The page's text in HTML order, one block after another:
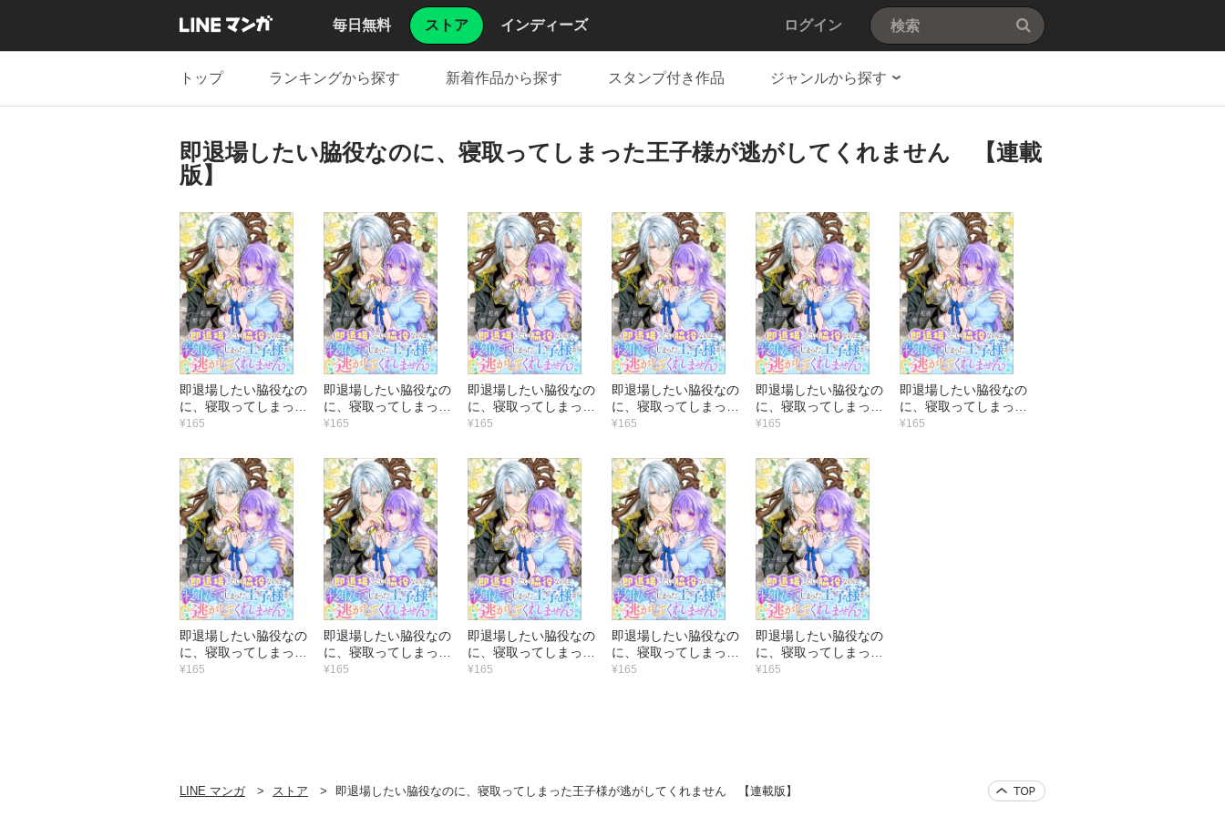
毎日無料 ストア インディーズ ログイン
トップ ランキングから探す 新着作品から探す スタンプ付き作品 ジャンルから探す
即退場したい脇役なのに、寝取ってしまった王子様が逃がしてくれません 【連載
版】
即退場したい脇役なの
に、寝取ってしまった
王子様が逃がしてくれ
（11）
¥165
即退場したい脇役なの
に、寝取ってしまった
王子様が逃がしてくれ
（10）
¥165
即退場したい脇役なの
に、寝取ってしまった
王子様が逃がしてくれ
（9）
¥165
即退場したい脇役なの
に、寝取ってしまった
王子様が逃がしてくれ
（8）
¥165
即退場したい脇役なの
に、寝取ってしまった
王子様が逃がしてくれ
（7）
¥165
即退場したい脇役なの
に、寝取ってしまった
王子様が逃がしてくれ
¥165
即退場したい脇役なの
に、寝取ってしまった
王子様が逃がしてくれ
¥165
即退場したい脇役なの
に、寝取ってしまった
王子様が逃がしてくれ
¥165
即退場したい脇役なの
に、寝取ってしまった
王子様が逃がしてくれ
¥165
即退場したい脇役なの
に、寝取ってしまった
王子様が逃がしてくれ
¥165
即退場したい脇役なの
に、寝取ってしまった
王子様が逃がしてくれ
¥165
LINE マンガ ストア 即退場したい脇役なのに、寝取ってしまった王子様が逃がしてくれません 【連載版】